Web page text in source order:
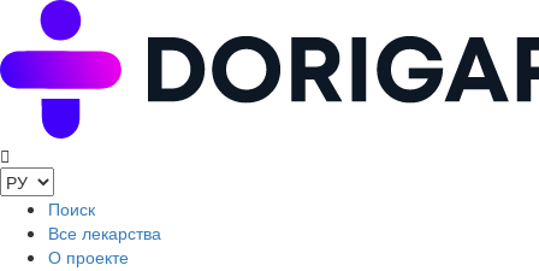
Поиск
Все лекарства
О проекте